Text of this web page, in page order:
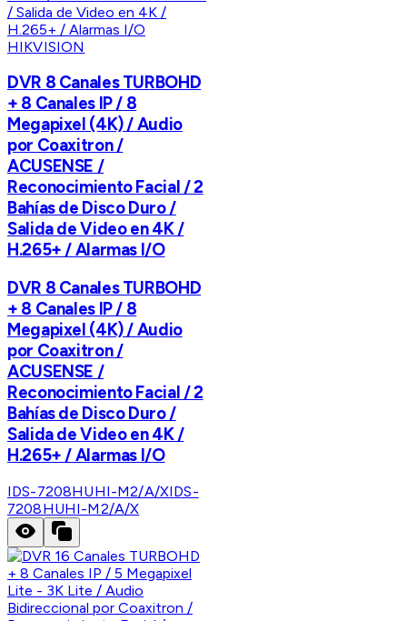
HIKVISION
DVR 8 Canales TURBOHD
+ 8 Canales IP / 8
Megapixel (4K) / Audio
por Coaxitron /
ACUSENSE /
Reconocimiento Facial / 2
Bahías de Disco Duro /
Salida de Video en 4K /
H.265+ / Alarmas I/O
DVR 8 Canales TURBOHD
+ 8 Canales IP / 8
Megapixel (4K) / Audio
por Coaxitron /
ACUSENSE /
Reconocimiento Facial / 2
Bahías de Disco Duro /
Salida de Video en 4K /
H.265+ / Alarmas I/O
IDS-7208HUHI-M2/A/XIDS-
7208HUHI-M2/A/X